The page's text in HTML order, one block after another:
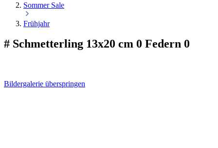
Sommer Sale
Frühjahr
# Schmetterling 13x20 cm 0 Federn 0
Bildergalerie überspringen